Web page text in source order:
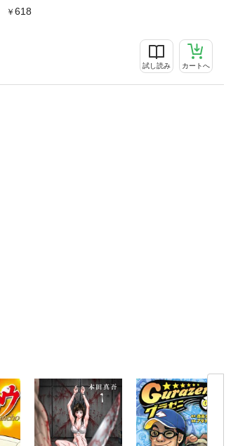
618
試し読み カートへ